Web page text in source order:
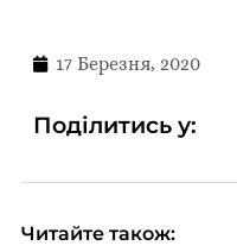
17 Березня, 2020
Поділитись у:
Читайте також: